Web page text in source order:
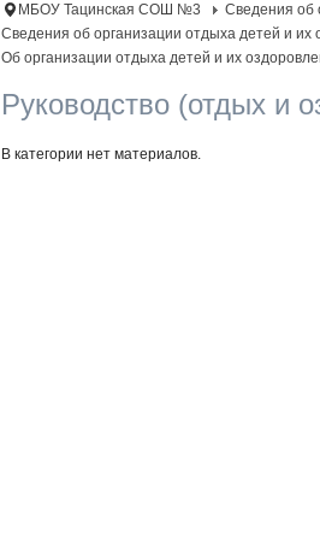
МБОУ Тацинская СОШ №3
Сведения об
Сведения об организации отдыха детей и их
Об организации отдыха детей и их
Руководство (отдых и
В категории нет материалов.